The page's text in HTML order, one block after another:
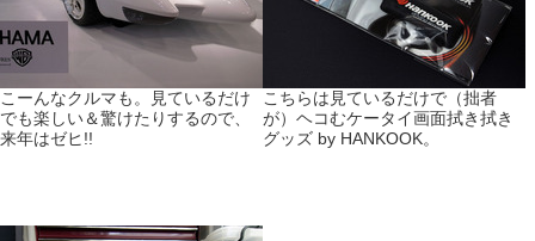
こーんなクルマも。見ているだけ
でも楽しい＆驚けたりするので、
来年はゼヒ!!
こちらは見ているだけで（拙者
が）ヘコむケータイ画面拭き拭き
グッズ by HANKOOK。